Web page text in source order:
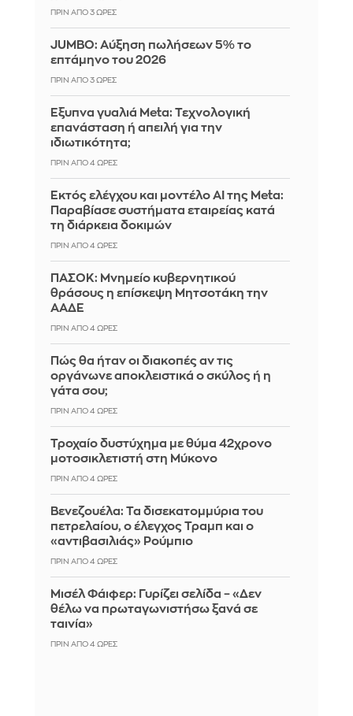
ΠΡΙΝ ΑΠΌ 3 ΏΡΕΣ
JUMBO: Αύξηση πωλήσεων 5% το
επτάμηνο του 2026
ΠΡΙΝ ΑΠΌ 3 ΏΡΕΣ
Έξυπνα γυαλιά Meta: Τεχνολογική
επανάσταση ή απειλή για την
ιδιωτικότητα;
ΠΡΙΝ ΑΠΌ 4 ΏΡΕΣ
Εκτός ελέγχου και μοντέλο AI της Meta:
Παραβίασε συστήματα εταιρείας κατά
τη διάρκεια δοκιμών
ΠΡΙΝ ΑΠΌ 4 ΏΡΕΣ
ΠΑΣΟΚ: Μνημείο κυβερνητικού
θράσους η επίσκεψη Μητσοτάκη την
ΑΑΔΕ
ΠΡΙΝ ΑΠΌ 4 ΏΡΕΣ
Πώς θα ήταν οι διακοπές αν τις
οργάνωνε αποκλειστικά ο σκύλος ή η
γάτα σου;
ΠΡΙΝ ΑΠΌ 4 ΏΡΕΣ
Τροχαίο δυστύχημα με θύμα 42χρονο
μοτοσικλετιστή στη Μύκονο
ΠΡΙΝ ΑΠΌ 4 ΏΡΕΣ
Βενεζουέλα: Τα δισεκατομμύρια του
πετρελαίου, ο έλεγχος Τραμπ και ο
«αντιβασιλιάς» Ρούμπιο
ΠΡΙΝ ΑΠΌ 4 ΏΡΕΣ
Μισέλ Φάιφερ: Γυρίζει σελίδα – «Δεν
θέλω να πρωταγωνιστήσω ξανά σε
ταινία»
ΠΡΙΝ ΑΠΌ 4 ΏΡΕΣ